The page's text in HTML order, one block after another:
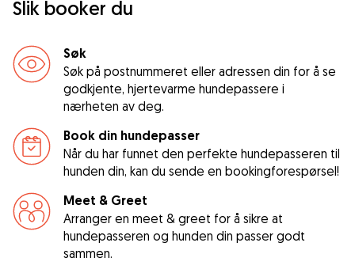
Slik booker du
Søk
Søk på postnummeret eller adressen din for å se
godkjente, hjertevarme hundepassere i
nærheten av deg.
Book din hundepasser
Når du har funnet den perfekte hundepasseren til
hunden din, kan du sende en bookingforespørsel!
Meet & Greet
Arranger en meet & greet for å sikre at
hundepasseren og hunden din passer godt
sammen.